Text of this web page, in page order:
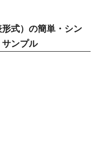
式）の簡単・シン
ンプル